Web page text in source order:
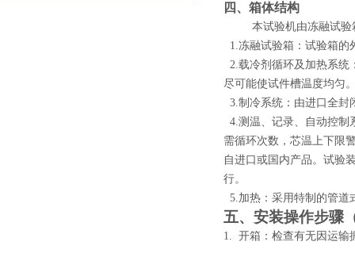
四、箱体结构
本试验机由冻融试
1.冻融试验箱：试验箱的
2.载冷剂循环及加热系
尽可能使试件槽温度均匀
3.制冷系统：由进口全封
4.测温、记录、自动控制
需循环次数，芯温上下限
自进口或国内产品。试验
行。
5.加热：采用特制的管道
五、安装操作步骤
1. 开箱：检查有无因运输